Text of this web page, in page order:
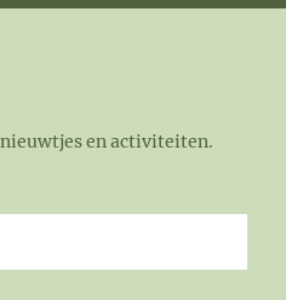
en activiteiten.